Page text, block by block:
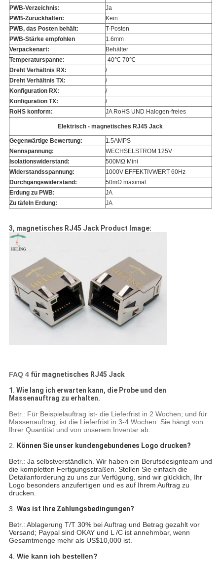
PWB-Verzeichnis:
Ja
PWB-Zurückhalten:
Kein
PWB, das Posten behält:
T-Posten
PWB-Stärke empfohlen
1.6mm
Verpackenart:
Behälter
Temperaturspanne:
-40℃-70℃
Dreht Verhältnis RX:
/
Dreht Verhältnis TX:
/
Konfiguration RX:
/
Konfiguration TX:
/
RoHS konform:
JA RoHS UND Halogen-freies
Elektrisch - magnetisches RJ45 Jack
Gegenwärtige Bewertung:
1.5AMPS
Nennspannung:
WECHSELSTROM 125V
Isolationswiderstand:
500MΩ Mini
Widerstandsspannung:
1000V EFFEKTIVWERT 60Hz
Durchgangswiderstand:
50mΩ maximal
Erdung zu PWB:
JA
Zu täfeln Erdung:
JA
3, magnetisches RJ45 Jack Product Image:
FAQ 4für magnetisches RJ45 Jack
1. Wie lang ich erwarten kann, die Probe und den
Massenauftrag zu erhalten.
Betr.: Für Beispielauftrag ist- die Lieferfrist in 2 Wochen; und für
Massenauftrag, ist die Lieferfrist in 3-4 Wochen. Sie hängt von
Ihrer Quantität und von unserem Inventar ab.
2.
Können Sie unser kundengebundenes Logo drucken?
Betr.: Ja selbstverständlich. Wir haben ein Berufsdesignteam und
die kompletten Fertigungsstraßen. Stellen Sie einfach die
Detailanforderung zu uns zur Verfügung, sind wir glücklich, Ihr
Logo besonders anzufertigen und es auf Ihrem Auftrag zu
drucken.
3. Was ist Ihre Zahlungsbedingungen?
Betr.: Ablagerung T/T 30% bei Auftrag und Betrag gezahlt vor
Versand; Paypal sind OKAY und L /C ist annehmbar, wenn
Gesamtmenge mehr als US$10,000 ist.
4. Wie kann ich bestellen?